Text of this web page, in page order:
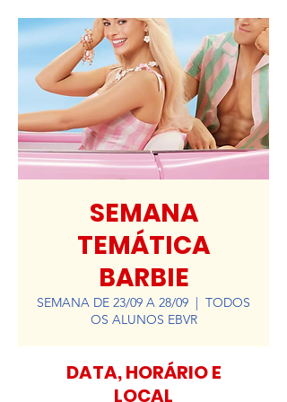
SEMANA
TEMÁTICA
BARBIE
SEMANA DE 23/09 A 28/09
  |
TODOS
OS ALUNOS EBVR
DATA, HORÁRIO E
LOCAL